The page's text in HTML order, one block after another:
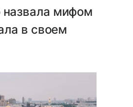
назвала мифом
в своем